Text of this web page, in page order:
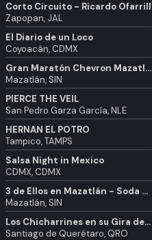
Corto Circuito - Ricardo Ofarrill
Zapopan, JAL
El Diario de un Loco
Coyoacán, CDMX
Gran Maratón Chevron Mazatlán 2025
Mazatlán, SIN
PIERCE THE VEIL
San Pedro Garza García, NLE
HERNAN EL POTRO
Tampico, TAMPS
Salsa Night in Mexico
CDMX, CDMX
3 de Ellos en Mazatlán - Soda Stereo & Cerati Homenaje
Mazatlán, SIN
Los Chicharrines en su Gira de 40 Aniversario
Santiago de Querétaro, QRO